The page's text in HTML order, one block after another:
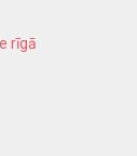
rīgā